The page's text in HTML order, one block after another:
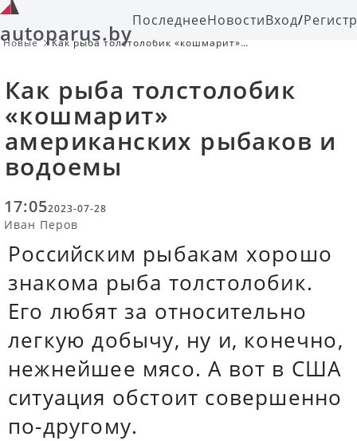
autoparus.byПоследнееНовостиВход/
Новые
Как рыба толстолобик «кошмарит»
Как рыба толстолобик
«кошмарит»
американских рыбаков и
водоемы
17:052023-07-28
Иван Перов
Российским рыбакам хорошо
знакома рыба толстолобик.
Его любят за относительно
легкую добычу, ну и, конечно,
нежнейшее мясо. А вот в США
ситуация обстоит совершенно
по-другому.